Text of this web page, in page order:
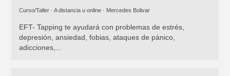
Curso/Taller · A distancia u online · Mercedes Bolivar
EFT- Tapping te ayudará con problemas de estrés,
depresión, ansiedad, fobias, ataques de pánico,
adicciones,...